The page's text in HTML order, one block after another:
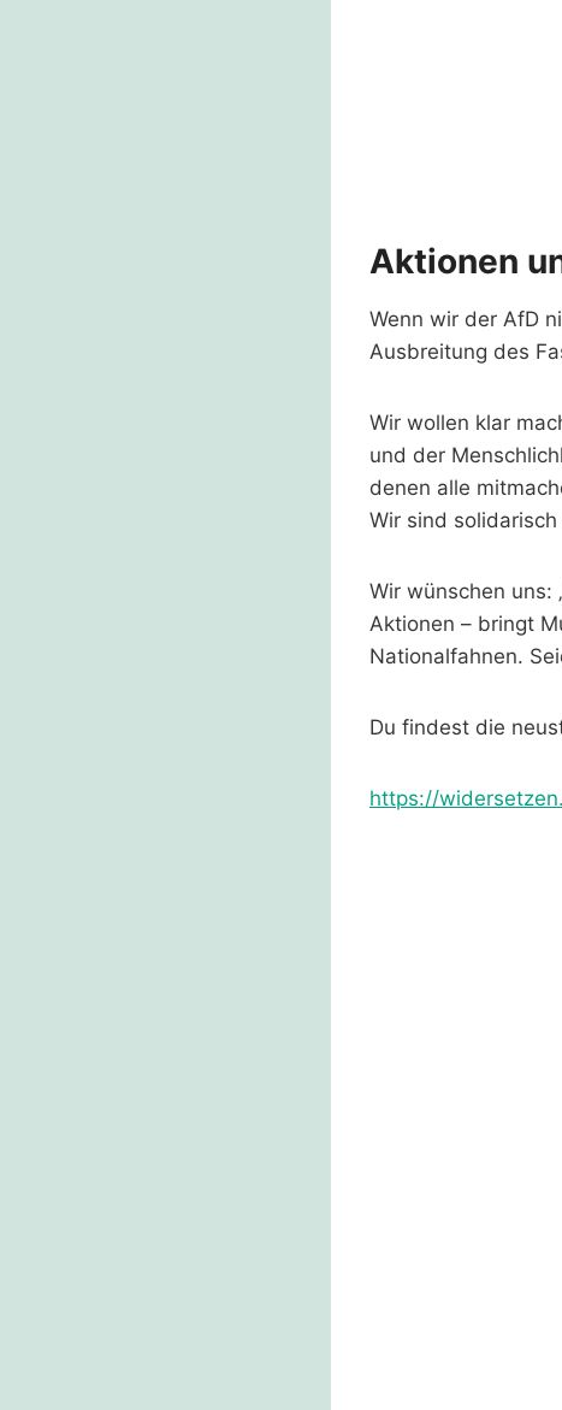
Aktionen
Wenn wir der AfD
Ausbreitung des
Wir wollen klar
und der
denen alle
Wir sind
Wir wünschen uns:
Aktionen – bringt
Nationalfahnen.
Du findest die
https://